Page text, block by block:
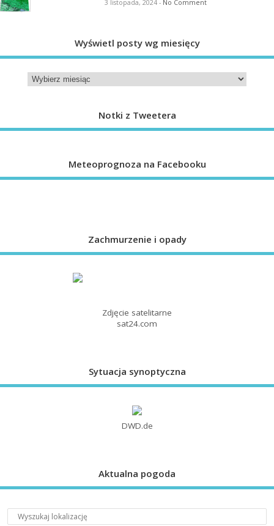
3 listopada, 2024- No Comment
Wyświetl posty wg miesięcy
Notki z Tweetera
Meteoprognoza na Facebooku
Zachmurzenie i opady
Zdjęcie satelitarne
sat24.com
Sytuacja synoptyczna
DWD.de
Aktualna pogoda